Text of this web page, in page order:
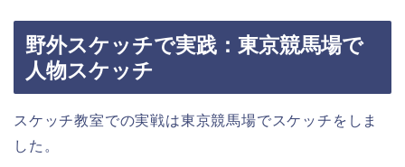
野外スケッチで実践：東京競馬場で
人物スケッチ
スケッチ教室での実戦は東京競馬場でスケッチをしま
した。